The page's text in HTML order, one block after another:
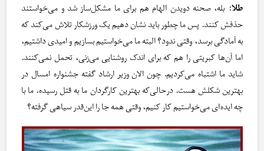
طلا: بله، صحنه دویدن الهام هم برای ما مشکل‌ساز شد و می‌خواستند
حذفش کنند. پس ما چطور باید نشان دهیم یک ورزشکار تلاش می‌کند که
به آمادگی برسد، وقتی ندود؟ البته ما می‌خواستیم بسازیم و امیدی داشتیم،
اما آن‌ها کبریتی را هم که برای اندک روشنایی می‌زنی، تحمل نمی‌کنند.
شاید ما اشتباه می‌کردیم. چون الان وزیر ارشاد گفته جشنواره امسال در
بهترین شکلش هست. درحالی‌که بهترین کارگردان ما به قتل رسیده. ما با
چه ایده‌ای می‌خواستیم کار کنیم، وقتی همه جا را این‌قدر سیاهی گرفته؟